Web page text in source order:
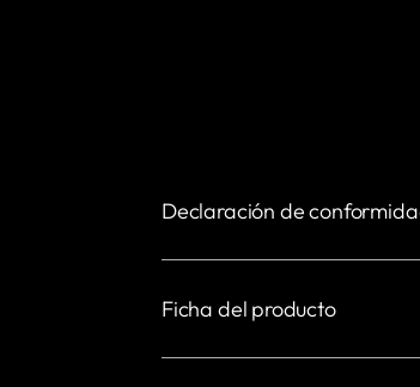
Declaración de
Ficha del producto